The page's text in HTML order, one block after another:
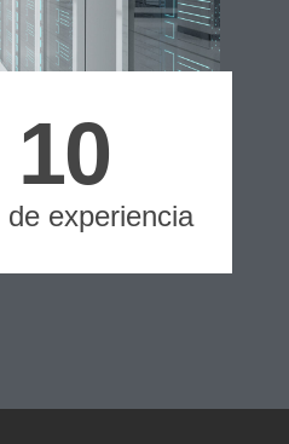
de experiencia
10